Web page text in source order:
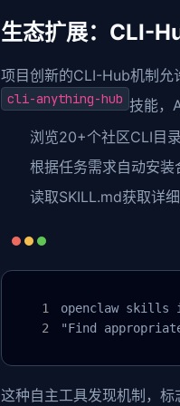
生态扩展：CLI-
项目创新的CLI-Hub机制
cli-anything-hub 技能，
浏览20+个社区CLI目录
根据任务需求自动安装
读取SKILL.md获取详
openclaw
"Find
这种自主工具发现机制，标